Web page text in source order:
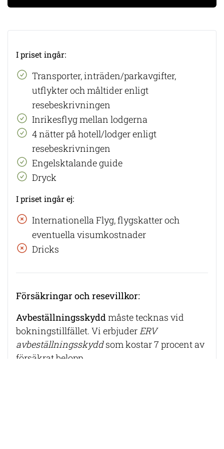
I priset ingår:
Transporter, inträden/parkavgifter,
utflykter och måltider enligt
resebeskrivningen
Inrikesflyg mellan lodgerna
4 nätter på hotell/lodger enligt
resebeskrivningen
Engelsktalande guide
Dryck
I priset ingår ej:
Internationella Flyg, flygskatter och
eventuella visumkostnader
Dricks
Försäkringar och resevillkor:
Avbeställningsskydd måste tecknas vid
bokningstillfället. Vi erbjuder ERV
avbeställningsskyddsom kostar 7 procent av
försäkrat belopp.